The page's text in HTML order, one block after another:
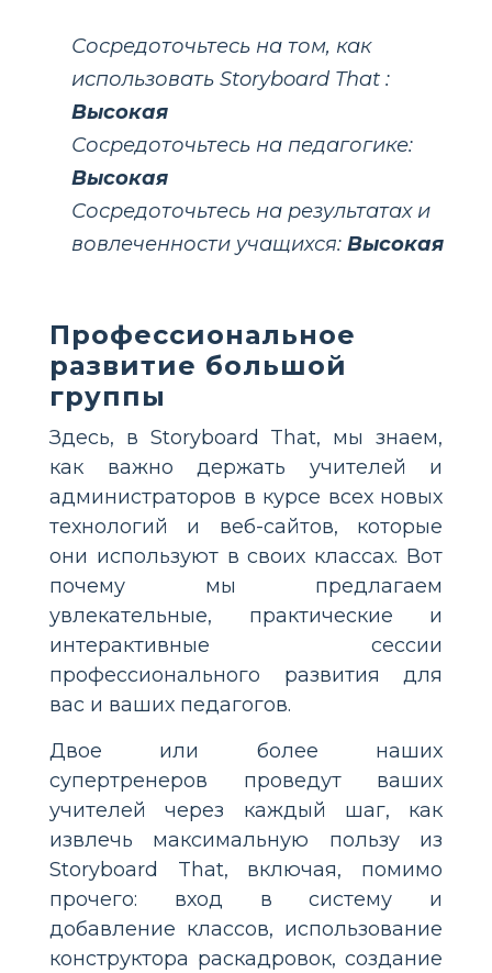
Сосредоточьтесь на том, как
использовать Storyboard That :
Высокая
Сосредоточьтесь на педагогике:
Высокая
Сосредоточьтесь на результатах и
вовлеченности учащихся: Высокая
Профессиональное
развитие большой
группы
Здесь, в Storyboard That, мы знаем,
как важно держать учителей и
администраторов в курсе всех новых
технологий и веб-сайтов, которые
они используют в своих классах. Вот
почему мы предлагаем
увлекательные, практические и
интерактивные сессии
профессионального развития для
вас и ваших педагогов.
Двое или более наших
супертренеров проведут ваших
учителей через каждый шаг, как
извлечь максимальную пользу из
Storyboard That, включая, помимо
прочего: вход в систему и
добавление классов, использование
конструктора раскадровок, создание